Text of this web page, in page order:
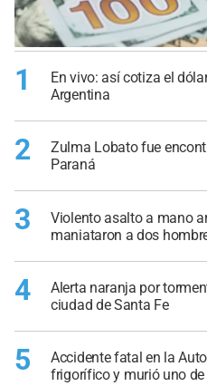
1
En vivo: así cotiza el
Argentina
2
Zulma Lobato fue
Paraná
3
Violento asalto a mano
maniataron a dos
4
Alerta naranja por
ciudad de Santa Fe
5
Accidente fatal en la
frigorífico y murió uno